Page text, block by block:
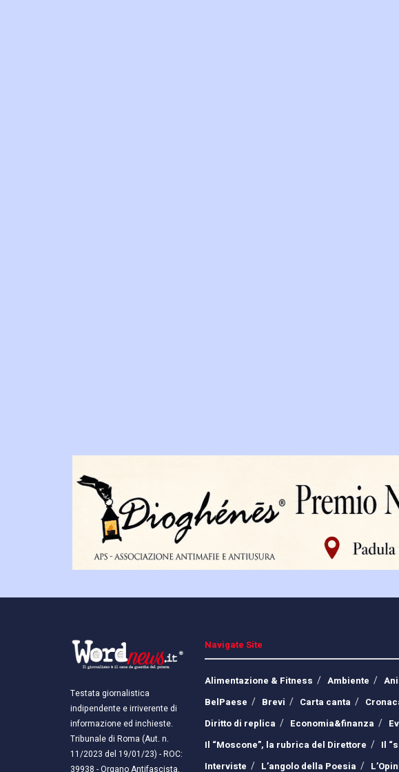
Testata giornalistica
indipendente e irriverente di
informazione ed inchieste.
Tribunale di Roma (Aut. n.
11/2023 del 19/01/23) - ROC:
39938 - Organo Antifascista,
Navigate Site
Alimentazione & Fitness Ambiente
BelPaese
Brevi Carta canta
Diritto di replica
Economia&finanza
Il “Moscone”, la rubrica del Direttore
Il
Interviste
L’angolo della Poesia